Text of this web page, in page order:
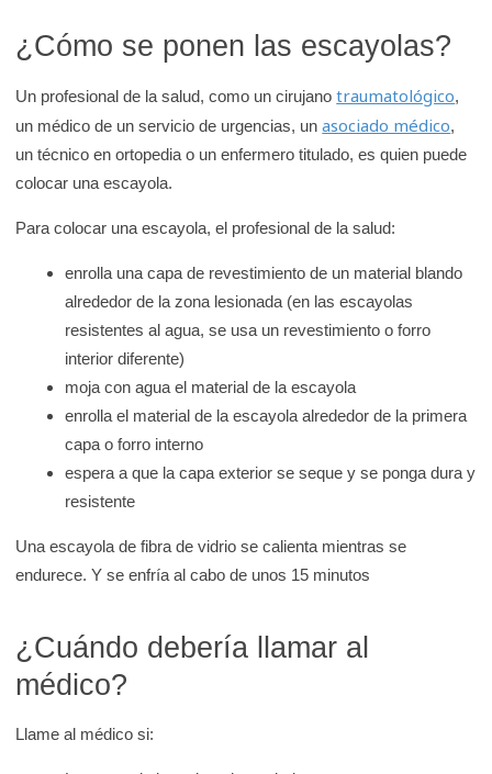
¿Cómo se ponen las escayolas?
Un profesional de la salud, como un cirujanotraumatológico,
un médico de un servicio de urgencias, unasociado médico,
un técnico en ortopedia o un enfermero titulado, es quien puede
colocar una escayola.
Para colocar una escayola, el profesional de la salud:
enrolla una capa de revestimiento de un material blando
alrededor de la zona lesionada (en las escayolas
resistentes al agua, se usa un revestimiento o forro
interior diferente)
moja con agua el material de la escayola
enrolla el material de la escayola alrededor de la primera
capa o forro interno
espera a que la capa exterior se seque y se ponga dura y
resistente
Una escayola de fibra de vidrio se calienta mientras se
endurece. Y se enfría al cabo de unos 15 minutos
¿Cuándo debería llamar al
médico?
Llame al médico si: